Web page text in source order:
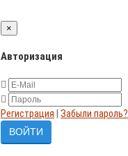
×
Авторизация
Регистрация Забыли пароль?